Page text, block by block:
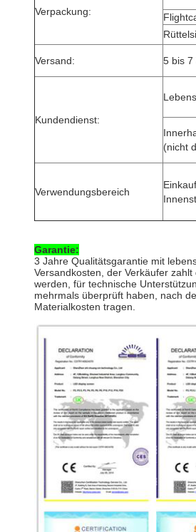
Verpackung:
Versand: 5 bis 7
Kundendienst:
(nicht
Verwendungsbereich
Garantie:
3 Jahre Qualitätsgarantie mit
Versandkosten, der Verkäufer
werden, für technische
mehrmals überprüft haben, nach
Materialkosten tragen.